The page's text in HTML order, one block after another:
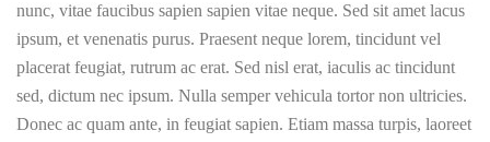
nunc, vitae faucibus sapien sapien vitae neque. Sed sit amet lacus
ipsum, et venenatis purus. Praesent neque lorem, tincidunt vel
placerat feugiat, rutrum ac erat. Sed nisl erat, iaculis ac tincidunt
sed, dictum nec ipsum. Nulla semper vehicula tortor non ultricies.
Donec ac quam ante, in feugiat sapien. Etiam massa turpis, laoreet